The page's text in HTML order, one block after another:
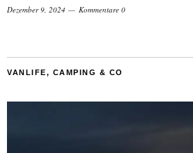
Dezember 9, 2024 Kommentare 0
VANLIFE, CAMPING & CO